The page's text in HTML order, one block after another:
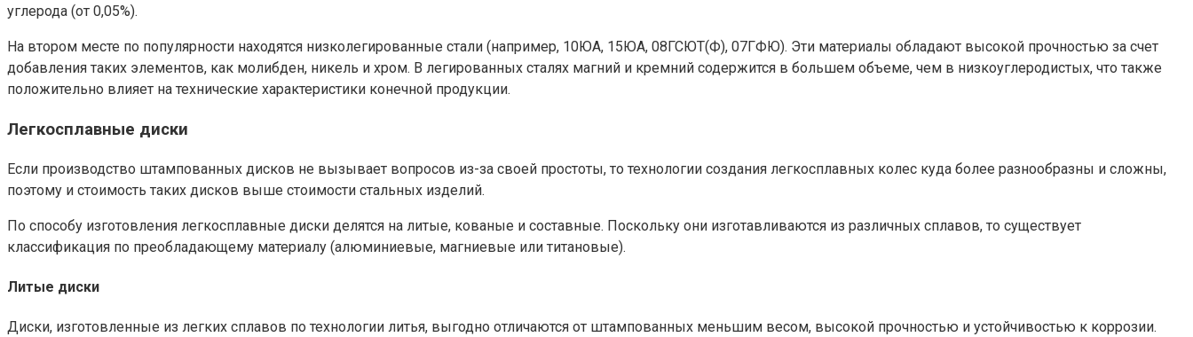
углерода (от 0,05%).
На втором месте по популярности находятся низколегированные стали (например, 10ЮА, 15ЮА, 08ГСЮТ(Ф), 07ГФЮ). Эти материалы обладают высокой прочностью за счет
добавления таких элементов, как молибден, никель и хром. В легированных сталях магний и кремний содержится в большем объеме, чем в низкоуглеродистых, что также
положительно влияет на технические характеристики конечной продукции.
Легкосплавные диски
Если производство штампованных дисков не вызывает вопросов из-за своей простоты, то технологии создания легкосплавных колес куда более разнообразны и сложны,
поэтому и стоимость таких дисков выше стоимости стальных изделий.
По способу изготовления легкосплавные диски делятся на литые, кованые и составные. Поскольку они изготавливаются из различных сплавов, то существует
классификация по преобладающему материалу (алюминиевые, магниевые или титановые).
Литые диски
Диски, изготовленные из легких сплавов по технологии литья, выгодно отличаются от штампованных меньшим весом, высокой прочностью и устойчивостью к коррозии.